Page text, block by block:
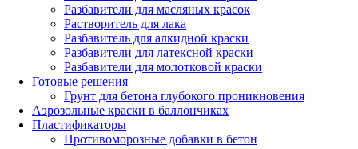
Разбавители для масляных красок
Растворитель для лака
Разбавитель для алкидной краски
Разбавители для латексной краски
Разбавители для молотковой краски
Готовые решения
Грунт для бетона глубокого проникновения
Аэрозольные краски в баллончиках
Пластификаторы
Противоморозные добавки в бетон